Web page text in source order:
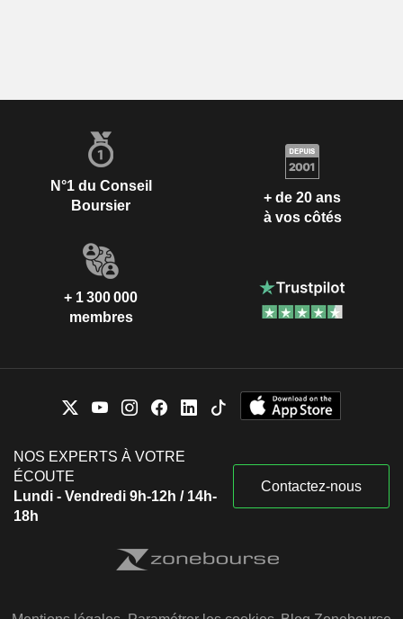
N°1 du Conseil
Boursier
+ de 20 ans
à vos côtés
+ 1 300 000
membres
NOS EXPERTS À VOTRE
ÉCOUTE
Lundi - Vendredi 9h-12h / 14h-
18h
Contactez-nous